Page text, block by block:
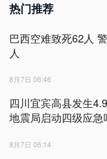
热门推荐
巴西空难致死62人
人
8月7日 06:46
四川宜宾高县发生
地震局启动四级应急
8月7日 06:14